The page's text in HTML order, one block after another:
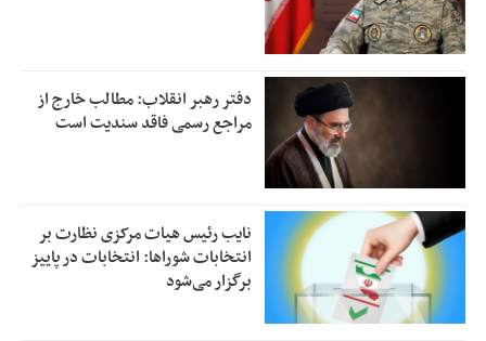
دفتر رهبر انقلاب: مطالب خارج از
مراجع رسمی فاقد سندیت است
نایب رئیس هیات مرکزی نظارت بر
انتخابات شوراها: انتخابات در پاییز
برگزار می‌شود